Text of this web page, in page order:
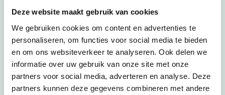
Deze website maakt gebruik van cookies
We gebruiken cookies om content en advertenties te
personaliseren, om functies voor social media te bieden
en om ons websiteverkeer te analyseren. Ook delen we
informatie over uw gebruik van onze site met onze
partners voor social media, adverteren en analyse. Deze
partners kunnen deze gegevens combineren met andere